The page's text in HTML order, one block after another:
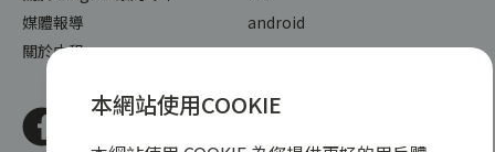
媒體報導
關於中租
android
本網站使用COOKIE